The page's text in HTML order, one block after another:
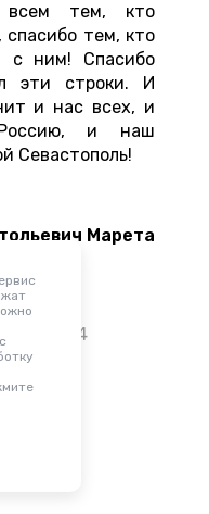
всем тем, кто
спасибо тем, кто
с ним! Спасибо
эти строки. И
и нас всех, и
и наш
Севастополь!
Марета
в 13:34